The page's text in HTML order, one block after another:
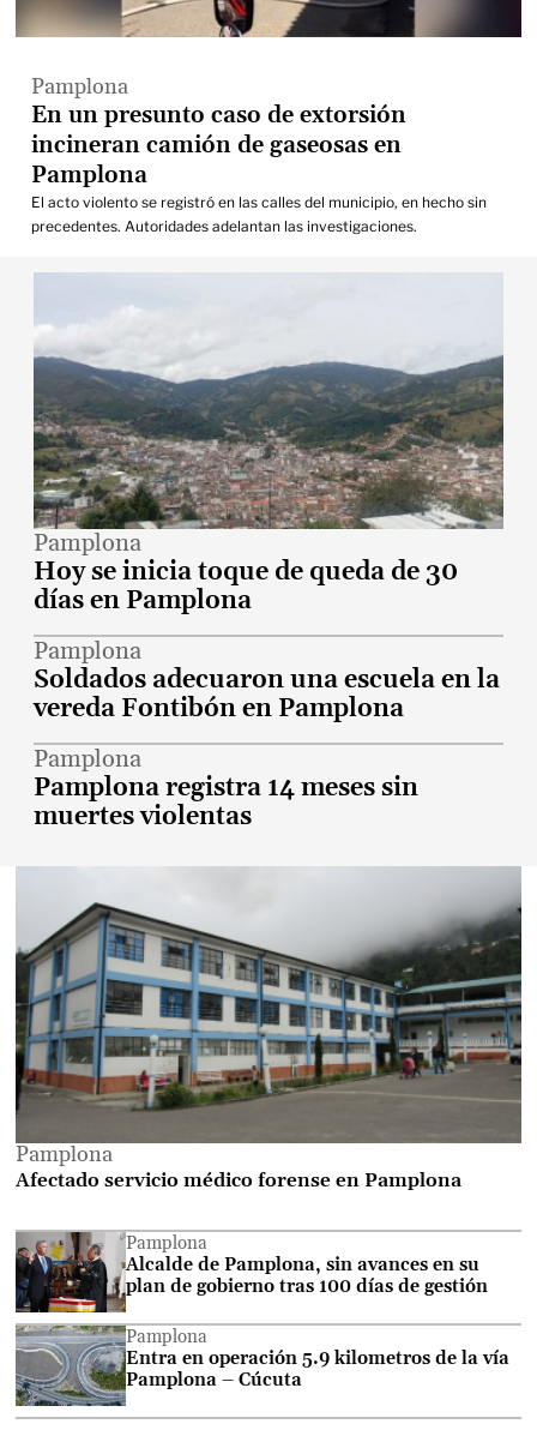
Pamplona
Hoy se inicia toque de queda de 30
días en Pamplona
Pamplona
Soldados adecuaron una escuela en la
vereda Fontibón en Pamplona
Pamplona
Pamplona registra 14 meses sin
muertes violentas
Pamplona
En un presunto caso de extorsión
incineran camión de gaseosas en
Pamplona
El acto violento se registró en las calles del municipio, en hecho sin
precedentes. Autoridades adelantan las investigaciones.
Pamplona
Afectado servicio médico forense en Pamplona
Pamplona
Alcalde de Pamplona, sin avances en su
plan de gobierno tras 100 días de gestión
Pamplona
Entra en operación 5.9 kilometros de la vía
Pamplona – Cúcuta